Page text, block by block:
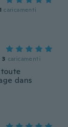
caricamenti
3 caricamenti
dans